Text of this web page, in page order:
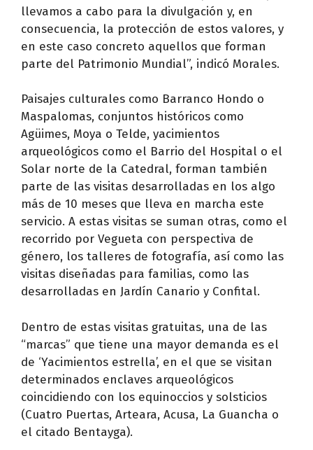
llevamos a cabo para la divulgación y, en
consecuencia, la protección de estos valores, y
en este caso concreto aquellos que forman
parte del Patrimonio Mundial”, indicó Morales.
Paisajes culturales como Barranco Hondo o
Maspalomas, conjuntos históricos como
Agüimes, Moya o Telde, yacimientos
arqueológicos como el Barrio del Hospital o el
Solar norte de la Catedral, forman también
parte de las visitas desarrolladas en los algo
más de 10 meses que lleva en marcha este
servicio. A estas visitas se suman otras, como el
recorrido por Vegueta con perspectiva de
género, los talleres de fotografía, así como las
visitas diseñadas para familias, como las
desarrolladas en Jardín Canario y Confital.
Dentro de estas visitas gratuitas, una de las
“marcas” que tiene una mayor demanda es el
de ‘Yacimientos estrella’, en el que se visitan
determinados enclaves arqueológicos
coincidiendo con los equinoccios y solsticios
(Cuatro Puertas, Arteara, Acusa, La Guancha o
el citado Bentayga).